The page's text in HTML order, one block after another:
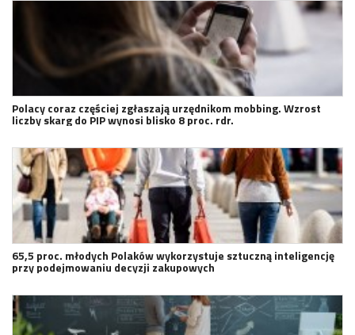
Polacy coraz częściej zgłaszają urzędnikom mobbing. Wzrost
liczby skarg do PIP wynosi blisko 8 proc. rdr.
65,5 proc. młodych Polaków wykorzystuje sztuczną inteligencję
przy podejmowaniu decyzji zakupowych